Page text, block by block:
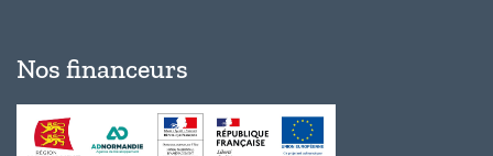
Nos financeurs